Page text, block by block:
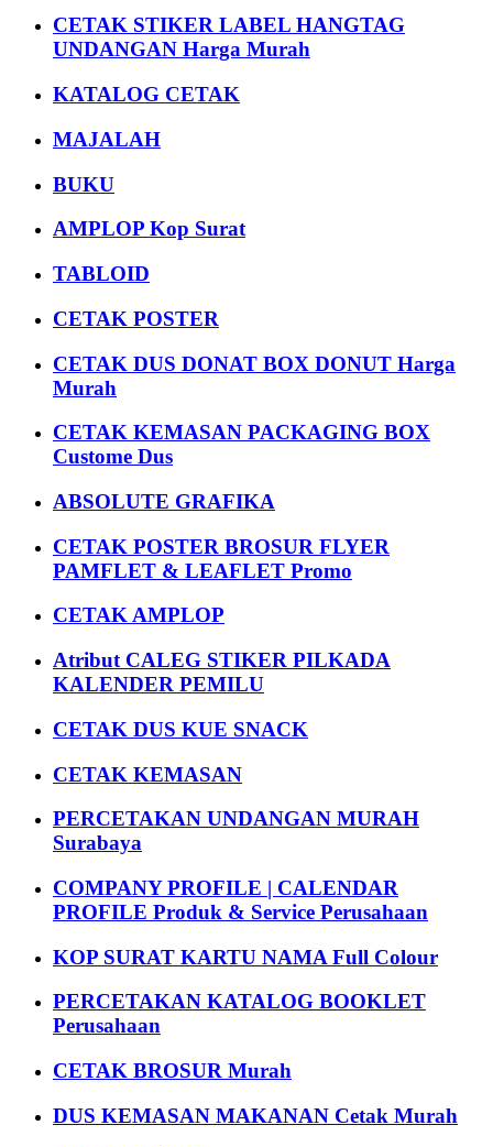
CETAK STIKER LABEL HANGTAG
UNDANGAN Harga Murah
KATALOG CETAK
MAJALAH
BUKU
AMPLOP Kop Surat
TABLOID
CETAK POSTER
CETAK DUS DONAT BOX DONUT Harga
Murah
CETAK KEMASAN PACKAGING BOX
Custome Dus
ABSOLUTE GRAFIKA
CETAK POSTER BROSUR FLYER
PAMFLET & LEAFLET Promo
CETAK AMPLOP
Atribut CALEG STIKER PILKADA
KALENDER PEMILU
CETAK DUS KUE SNACK
CETAK KEMASAN
PERCETAKAN UNDANGAN MURAH
Surabaya
COMPANY PROFILE | CALENDAR
PROFILE Produk & Service Perusahaan
KOP SURAT KARTU NAMA Full Colour
PERCETAKAN KATALOG BOOKLET
Perusahaan
CETAK BROSUR Murah
DUS KEMASAN MAKANAN Cetak Murah